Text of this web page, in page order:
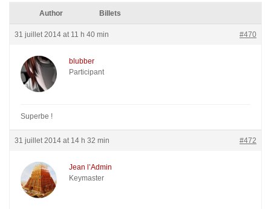
Author Billets
31 juillet 2014 at 11 h 40 min #470
blubber
Participant
Superbe !
31 juillet 2014 at 14 h 32 min #472
Jean l’Admin
Keymaster